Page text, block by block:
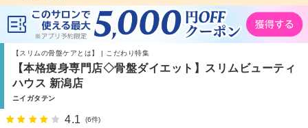
【スリムの骨盤ケアとは】 | こだわり特集
【本格痩身専門店◇骨盤ダイエット】スリムビューティ
ハウス 新潟店
ニイガタテン
4.1 (6件)